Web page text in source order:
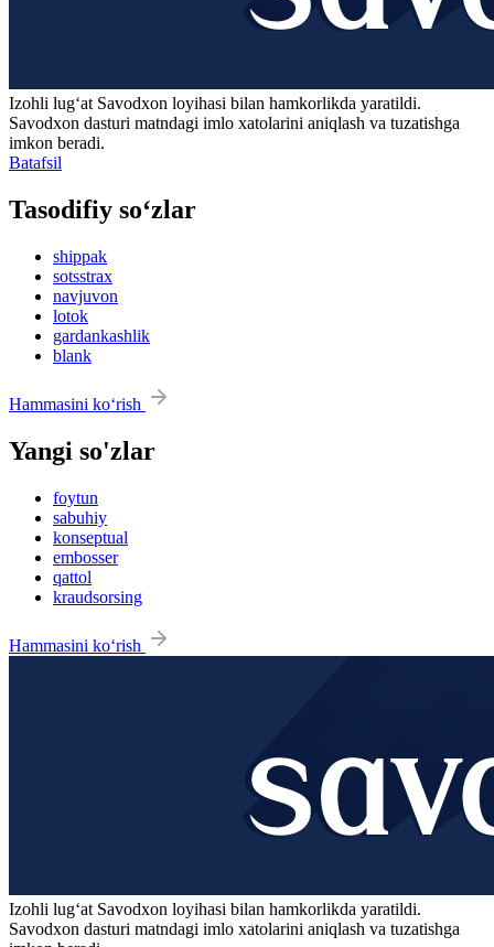
Izohli lugʻat Savodxon loyihasi bilan hamkorlikda yaratildi.
Savodxon dasturi matndagi imlo xatolarini aniqlash va tuzatishga
imkon beradi.
Batafsil
Tasodifiy so‘zlar
shippak
sotsstrax
navjuvon
lotok
gardankashlik
blank
Hammasini ko‘rish
Yangi so'zlar
foytun
sabuhiy
konseptual
embosser
qattol
kraudsorsing
Hammasini ko‘rish
Izohli lugʻat Savodxon loyihasi bilan hamkorlikda yaratildi.
Savodxon dasturi matndagi imlo xatolarini aniqlash va tuzatishga